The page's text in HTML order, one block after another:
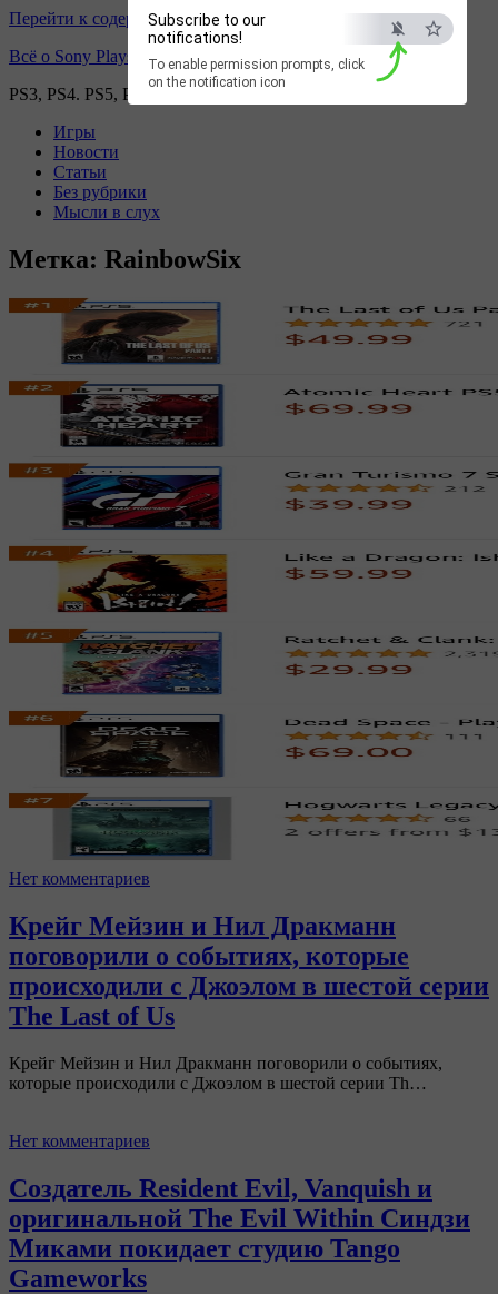
Subscribe to our
notifications!
To enable permission prompts, click
on the notification icon
Перейти к содержимому
Всё о Sony Playstation
PS3, PS4. PS5, PS games
Игры
Новости
Статьи
Без рубрики
Мысли в слух
Метка: RainbowSix
Нет комментариев
Крейг Мейзин и Нил Дракманн
поговорили о событиях, которые
происходили с Джоэлом в шестой серии
The Last of Us
Крейг Мейзин и Нил Дракманн поговорили о событиях,
которые происходили с Джоэлом в шестой серии Th…
Нет комментариев
Создатель Resident Evil, Vanquish и
оригинальной The Evil Within Синдзи
Миками покидает студию Tango
Gameworks